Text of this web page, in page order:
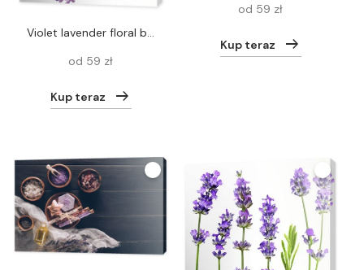
Violet lavender floral botanical flower. Watercolor background illustration set. Isolated lavender illustration element.
od 59 zł
Kup teraz
od 59 zł
Kup teraz